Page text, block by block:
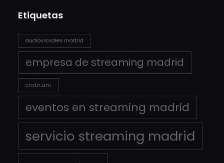
Etiquetas
audiovisuales madrid
empresa de streaming madrid
enstream
eventos en streaming madrid
servicio streaming madrid